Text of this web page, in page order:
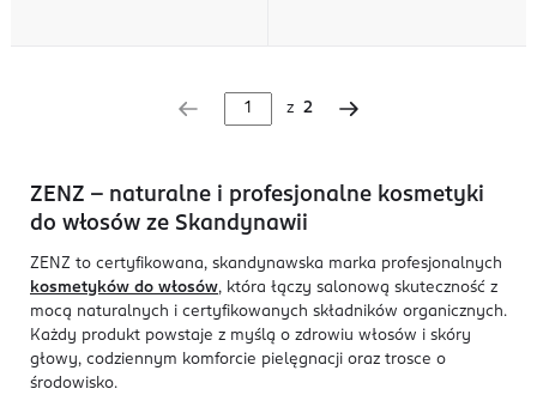
z 2
ZENZ – naturalne i profesjonalne kosmetyki
do włosów ze Skandynawii
ZENZ to certyfikowana, skandynawska marka profesjonalnych
kosmetyków do włosów, która łączy salonową skuteczność z
mocą naturalnych i certyfikowanych składników organicznych.
Każdy produkt powstaje z myślą o zdrowiu włosów i skóry
głowy, codziennym komforcie pielęgnacji oraz trosce o
środowisko.